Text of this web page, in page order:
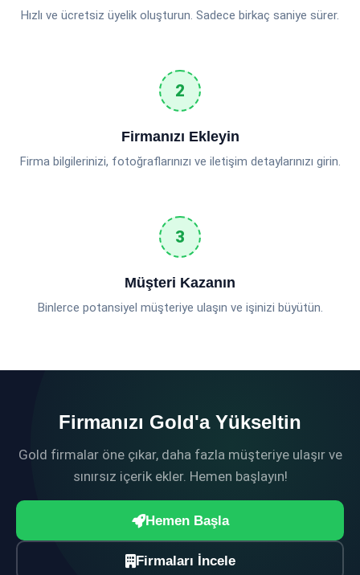
Hızlı ve ücretsiz üyelik oluşturun. Sadece birkaç saniye sürer.
Firmanızı Ekleyin
Firma bilgilerinizi, fotoğraflarınızı ve iletişim detaylarınızı girin.
Müşteri Kazanın
Binlerce potansiyel müşteriye ulaşın ve işinizi büyütün.
Firmanızı Gold'a Yükseltin
Gold firmalar öne çıkar, daha fazla müşteriye ulaşır ve
sınırsız içerik ekler. Hemen başlayın!
Hemen Başla
Firmaları İncele